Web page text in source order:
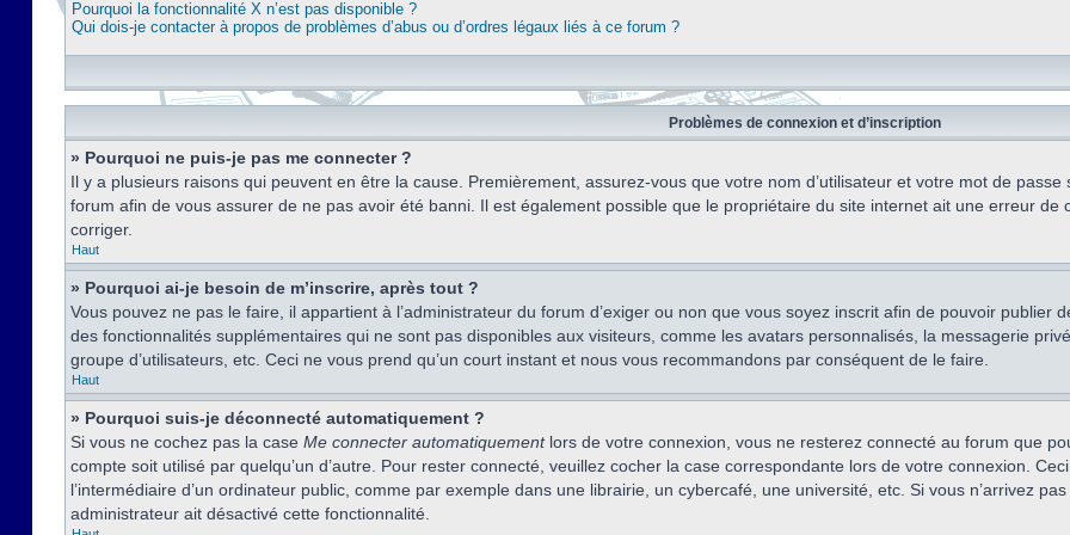
Pourquoi la fonctionnalité X n’est pas disponible ?
Qui dois-je contacter à propos de problèmes d’abus ou d’ordres légaux liés à ce forum ?
Problèmes de connexion et d’inscription
» Pourquoi ne puis-je pas me connecter ?
Il y a plusieurs raisons qui peuvent en être la cause. Premièrement, assurez-vous que votre nom d’utilisateur et votre mot de
forum afin de vous assurer de ne pas avoir été banni. Il est également possible que le propriétaire du site internet ait une erreur de
corriger.
Haut
» Pourquoi ai-je besoin de m’inscrire, après tout ?
Vous pouvez ne pas le faire, il appartient à l’administrateur du forum d’exiger ou non que vous soyez inscrit afin de pouvoir publier
des fonctionnalités supplémentaires qui ne sont pas disponibles aux visiteurs, comme les avatars personnalisés, la messagerie
groupe d’utilisateurs, etc. Ceci ne vous prend qu’un court instant et nous vous recommandons par conséquent de le faire.
Haut
» Pourquoi suis-je déconnecté automatiquement ?
Si vous ne cochez pas la case Me connecter automatiquementlors de votre connexion, vous ne resterez connecté au forum que
compte soit utilisé par quelqu’un d’autre. Pour rester connecté, veuillez cocher la case correspondante lors de votre connexion.
l’intermédiaire d’un ordinateur public, comme par exemple dans une librairie, un cybercafé, une université, etc. Si vous n’arrivez
administrateur ait désactivé cette fonctionnalité.